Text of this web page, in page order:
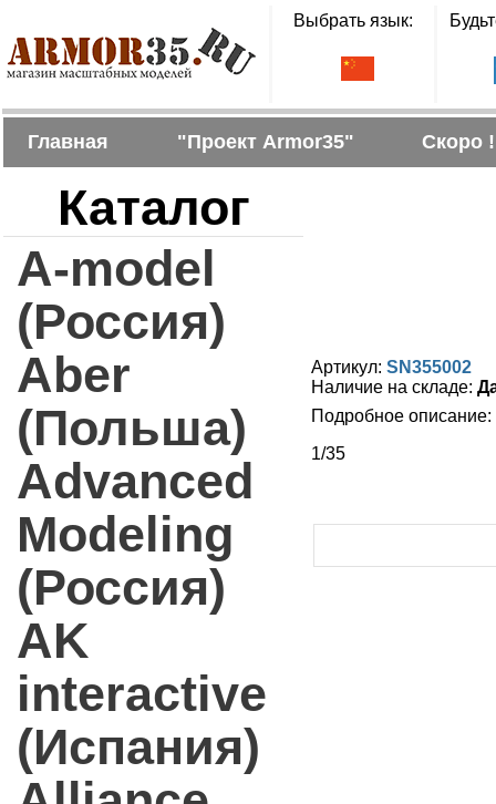
Выбрать язык:
Главная "Проект Armor35" Скоро !
Каталог
A-model
(Россия)
Aber
(Польша)
Advanced
Modeling
(Россия)
AK
interactive
(Испания)
Артикул: SN355002
Наличие на складе:
Подробное описание:
1/35